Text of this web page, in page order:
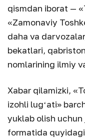
qismdan iborat —
«Zamonaviy
daha va
bekatlari,
nomlarining ilmiy
Xabar qilamizki,
izohli lugʻati»
yuklab olish
formatida quyidagi